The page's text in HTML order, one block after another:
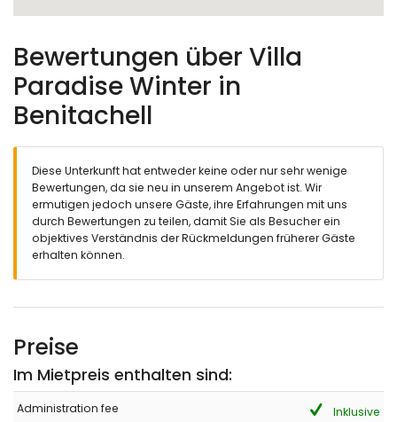
Bewertungen über Villa
Paradise Winter in
Benitachell
Diese Unterkunft hat entweder keine oder nur sehr wenige
Bewertungen, da sie neu in unserem Angebot ist. Wir
ermutigen jedoch unsere Gäste, ihre Erfahrungen mit uns
durch Bewertungen zu teilen, damit Sie als Besucher ein
objektives Verständnis der Rückmeldungen früherer Gäste
erhalten können.
Preise
Im Mietpreis enthalten sind:
Administration fee Inklusive